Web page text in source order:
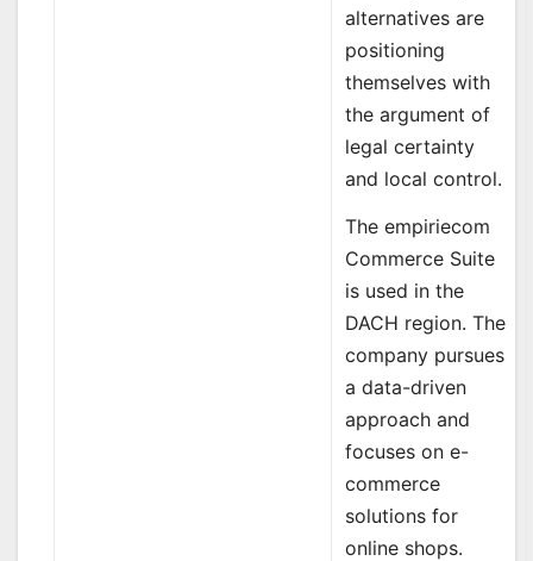
alternatives are
positioning
themselves with
the argument of
legal certainty
and local control.
The empiriecom
Commerce Suite
is used in the
DACH region. The
company pursues
a data-driven
approach and
focuses on e-
commerce
solutions for
online shops.